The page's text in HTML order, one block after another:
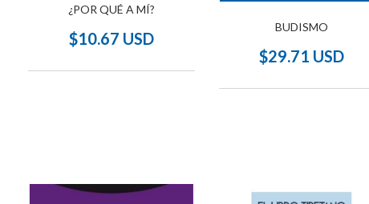
¿POR QUÉ A MÍ?
$10.67 USD
BUDISMO
$29.71 USD